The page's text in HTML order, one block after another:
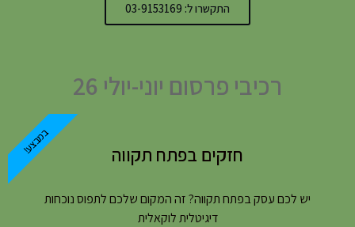
התקשרו ל: 03-9153169
רכיבי פרסום יוני-יולי 26
חזקים בפתח תקווה
יש לכם עסק בפתח תקווה? זה המקום שלכם לתפוס נוכחות
דיגיטלית לוקאלית
במבצע!